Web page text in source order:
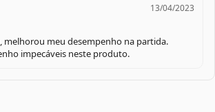
13/04/2023
melhorou meu desempenho na partida.
impecáveis neste produto.